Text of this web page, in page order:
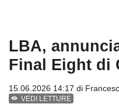
LBA,
Final Eight di
15.06.2026 14:17 di
VEDI LETTURE